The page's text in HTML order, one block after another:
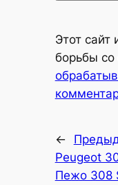
Этот сайт
борьбы
←
Peugeot
Пежо 308